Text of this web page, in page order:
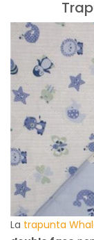
La trapunta